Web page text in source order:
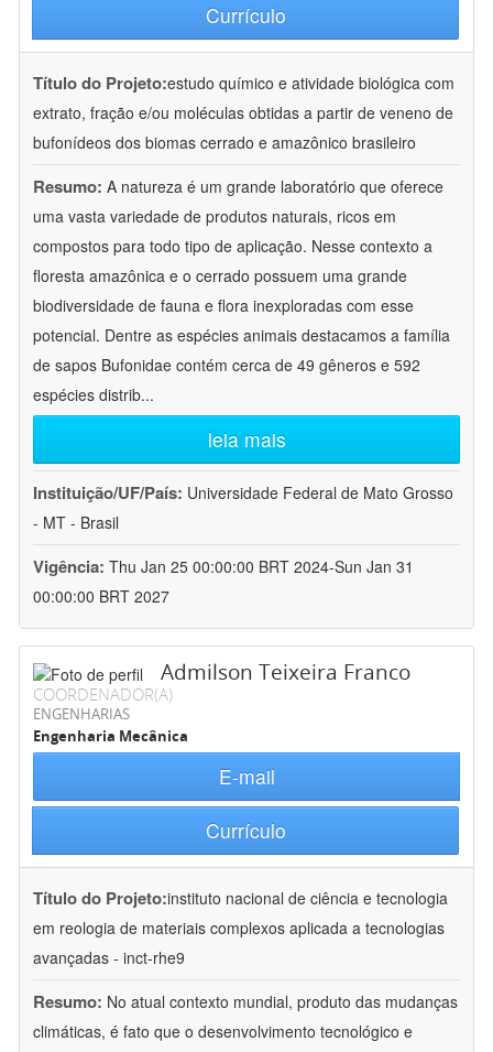
Currículo
Título do Projeto:estudo químico e atividade biológica com
extrato, fração e/ou moléculas obtidas a partir de veneno de
bufonídeos dos biomas cerrado e amazônico brasileiro
Resumo: A natureza é um grande laboratório que oferece
uma vasta variedade de produtos naturais, ricos em
compostos para todo tipo de aplicação. Nesse contexto a
floresta amazônica e o cerrado possuem uma grande
biodiversidade de fauna e flora inexploradas com esse
potencial. Dentre as espécies animais destacamos a família
de sapos Bufonidae contém cerca de 49 gêneros e 592
espécies distrib...
leia mais
Instituição/UF/País: Universidade Federal de Mato Grosso
- MT - Brasil
Vigência: Thu Jan 25 00:00:00 BRT 2024-Sun Jan 31
00:00:00 BRT 2027
Admilson Teixeira Franco
COORDENADOR(A)
ENGENHARIAS
Engenharia Mecânica
E-mail
Currículo
Título do Projeto:instituto nacional de ciência e tecnologia
em reologia de materiais complexos aplicada a tecnologias
avançadas - inct-rhe9
Resumo: No atual contexto mundial, produto das mudanças
climáticas, é fato que o desenvolvimento tecnológico e